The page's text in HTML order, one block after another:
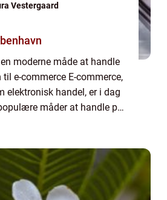
Vestergaard
moderne måde at handle
e-commerce E-commerce,
elektronisk handel, er i dag
måder at handle på.